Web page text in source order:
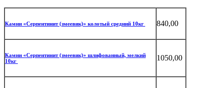
Камни «Серпентинит (змеевик)» колотый средний 10кг 840,00
Камни «Серпентинит (змеевик)» шлифованный, мелкий
10кг
1050,00